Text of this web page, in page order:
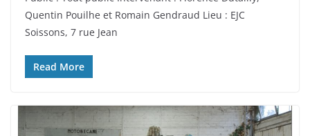
Quentin Pouilhe et Romain Gendraud Lieu : EJC
Soissons, 7 rue Jean
Read More